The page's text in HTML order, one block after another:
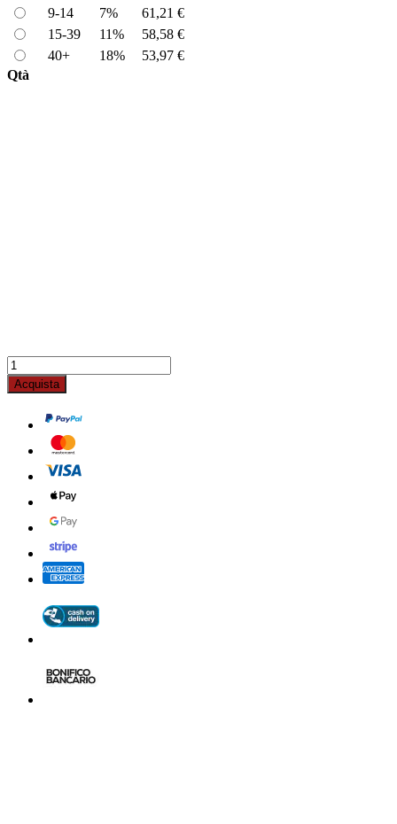
9-14
7%
61,21 €
15-39
11%
58,58 €
40+
18%
53,97 €
Qtà
Acquista